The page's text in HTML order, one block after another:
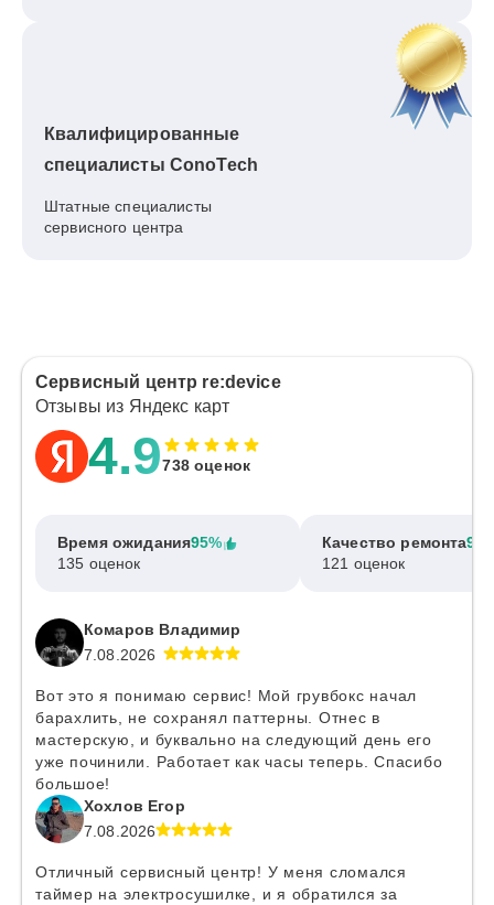
Квалифицированные
специалисты ConoTech
Штатные специалисты
сервисного центра
Сервисный центр re:device
Отзывы из Яндекс карт
4.9738 оценок
Время ожидания95%
135 оценок
Качество ремонта
121 оценок
Комаров Владимир
7.08.2026
Вот это я понимаю сервис! Мой грувбокс начал
барахлить, не сохранял паттерны. Отнес в
мастерскую, и буквально на следующий день его
уже починили. Работает как часы теперь. Спасибо
большое!
Хохлов Егор
7.08.2026
Отличный сервисный центр! У меня сломался
таймер на электросушилке, и я обратился за